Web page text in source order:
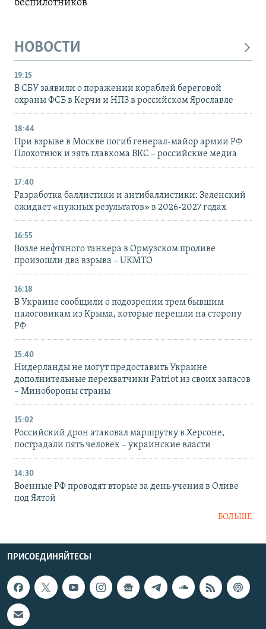
беспилотников
НОВОСТИ
19:15
В СБУ заявили о поражении кораблей береговой
охраны ФСБ в Керчи и НПЗ в российском Ярославле
18:44
При взрыве в Москве погиб генерал-майор армии РФ
Плохотнюк и зять главкома ВКС – российские медиа
17:40
Разработка баллистики и антибаллистики: Зеленский
ожидает «нужных результатов» в 2026-2027 годах
16:55
Возле нефтяного танкера в Ормузском проливе
произошли два взрыва – UKMTO
16:18
В Украине сообщили о подозрении трем бывшим
налоговикам из Крыма, которые перешли на сторону
РФ
15:40
Нидерланды не могут предоставить Украине
дополнительные перехватчики Patriot из своих запасов
– Минобороны страны
15:02
Российский дрон атаковал маршрутку в Херсоне,
пострадали пять человек – украинские власти
14:30
Военные РФ проводят вторые за день учения в Оливе
под Ялтой
БОЛЬШЕ
ПРИСОЕДИНЯЙТЕСЬ!